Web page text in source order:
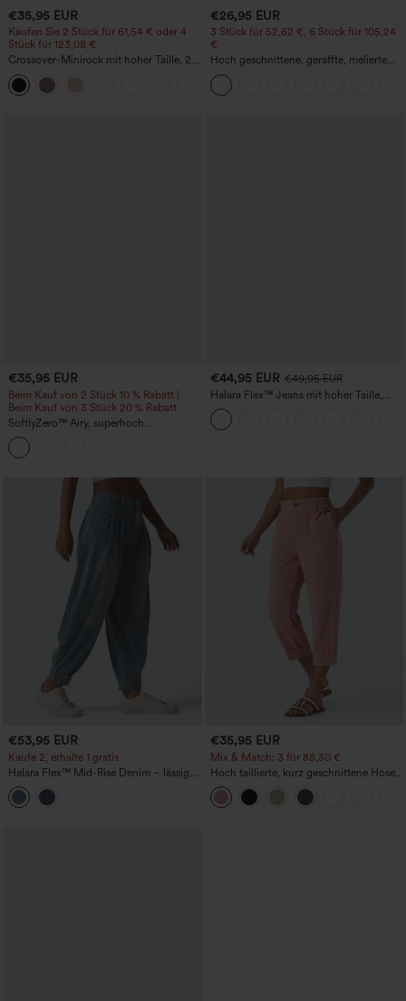
€35,95 EUR
Kaufen Sie 2 Stück für 61,54 € oder 4
Stück für 123,08 €.
Crossover-Minirock mit hoher Taille, 2-
in-1, Fransen-Saum und figurbetontem
Schnitt in Wildlederoptik für Partys
€26,95 EUR
3 Stück für 52,62 €, 6 Stück für 105,24
€
Hoch geschnittene, geraffte, melierte
Yoga-Pedal-Pusher-Joggers mit
Taschen
€35,95 EUR
Beim Kauf von 2 Stück 10 % Rabatt |
Beim Kauf von 3 Stück 20 % Rabatt
SoftlyZero™ Airy, superhoch
geschnittene 2-in-1 InstantCool Yoga-
Shorts 7" mit Taschen
€44,95 EUR €49,95 EUR
Halara Flex™ Jeans mit hoher Taille,
Taschen, geradem Bein und Used-Look
€53,95 EUR
Kaufe 2, erhalte 1 gratis
Halara Flex™ Mid-Rise Denim – lässige
Ballon-Jogger mit Taschen
€35,95 EUR
Mix & Match: 3 für 88,30 €
Hoch taillierte, kurz geschnittene Hose
mit Reißverschlusstasche in Leinenoptik